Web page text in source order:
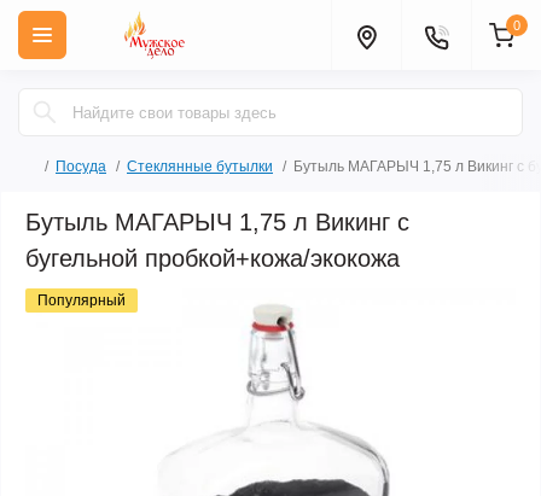
0
Посуда Стеклянные бутылки Бутыль МАГАРЫЧ 1,75 л Викинг с
Бутыль МАГАРЫЧ 1,75 л Викинг с
бугельной пробкой+кожа/экокожа
Популярный